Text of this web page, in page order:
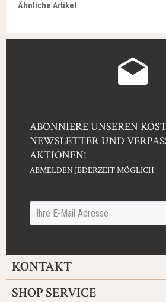
Ähnliche Artikel
ABONNIERE UNSEREN
NEWSLETTER UND
AKTIONEN!
ABMELDEN JEDERZEIT MÖGLICH
KONTAKT
SHOP SERVICE